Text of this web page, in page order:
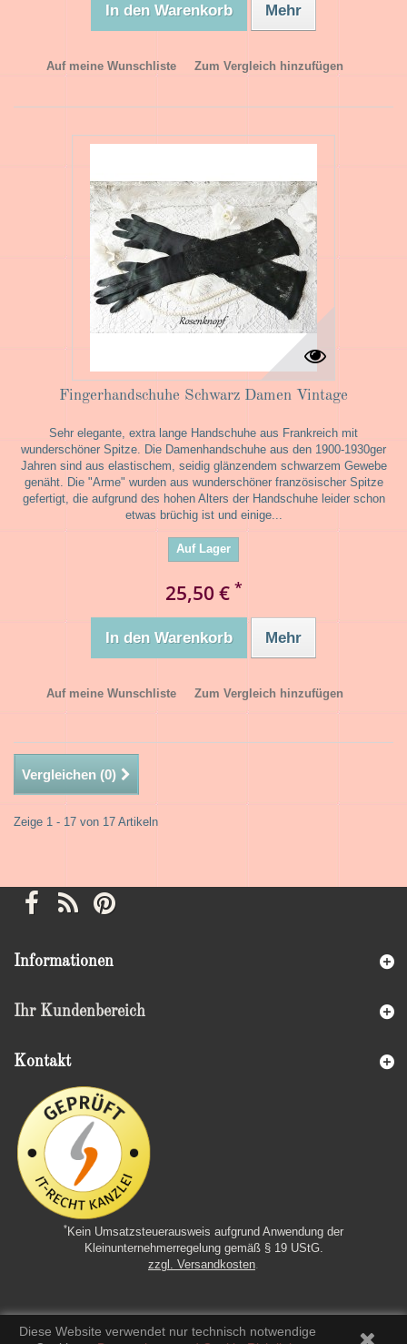
In den Warenkorb Mehr
Auf meine Wunschliste Zum Vergleich hinzufügen
Fingerhandschuhe Schwarz Damen Vintage
Sehr elegante, extra lange Handschuhe aus Frankreich mit
wunderschöner Spitze. Die Damenhandschuhe aus den 1900-1930ger
Jahren sind aus elastischem, seidig glänzendem schwarzem Gewebe
genäht. Die "Arme" wurden aus wunderschöner französischer Spitze
gefertigt, die aufgrund des hohen Alters der Handschuhe leider schon
etwas brüchig ist und einige...
Auf Lager
25,50 € *
In den Warenkorb Mehr
Auf meine Wunschliste Zum Vergleich hinzufügen
Vergleichen (0)
Zeige 1 - 17 von 17 Artikeln
Informationen
Ihr Kundenbereich
Kontakt
Diese Website verwendet nur technisch notwendige
*Kein Umsatzsteuerausweis aufgrund Anwendung der
Kleinunternehmerregelung gemäß § 19 UStG.
zzgl. Versandkosten.